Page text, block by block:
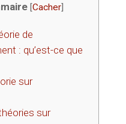
[Cacher]
de
: qu’est-ce que
sur
sur